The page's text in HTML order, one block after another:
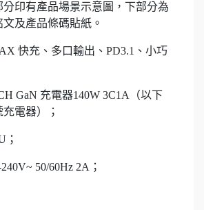
印有產品場景示意圖，下部分為
及產品條碼貼紙。
快充、多口輸出、PD3.1、小巧
GaN 充電器140W 3C1A（以下
電器）；
；
50/60Hz 2A；